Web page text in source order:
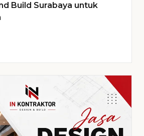
Build Surabaya untuk